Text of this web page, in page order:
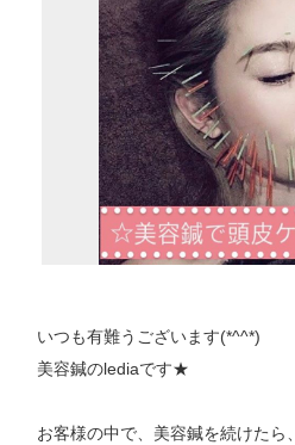
いつも有難うございます(*^^*)
美容鍼のlediaです★
お客様の中で、美容鍼を続けたら、